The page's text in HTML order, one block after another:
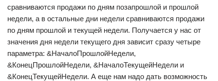
сравниваются продажи по дням позапрошлой и прошлой
недели, а в остальные дни недели сравниваются продажи
по дням прошлой и текущей недели. Получается у нас от
значения дня недели текущего дня зависит сразу четыре
параметра: &НачалоПрошлойНедели,
&КонецПрошлойНедели, &НачалоТекущейНедели и
&КонецТекущейНедели. А еще нам надо дать возможность